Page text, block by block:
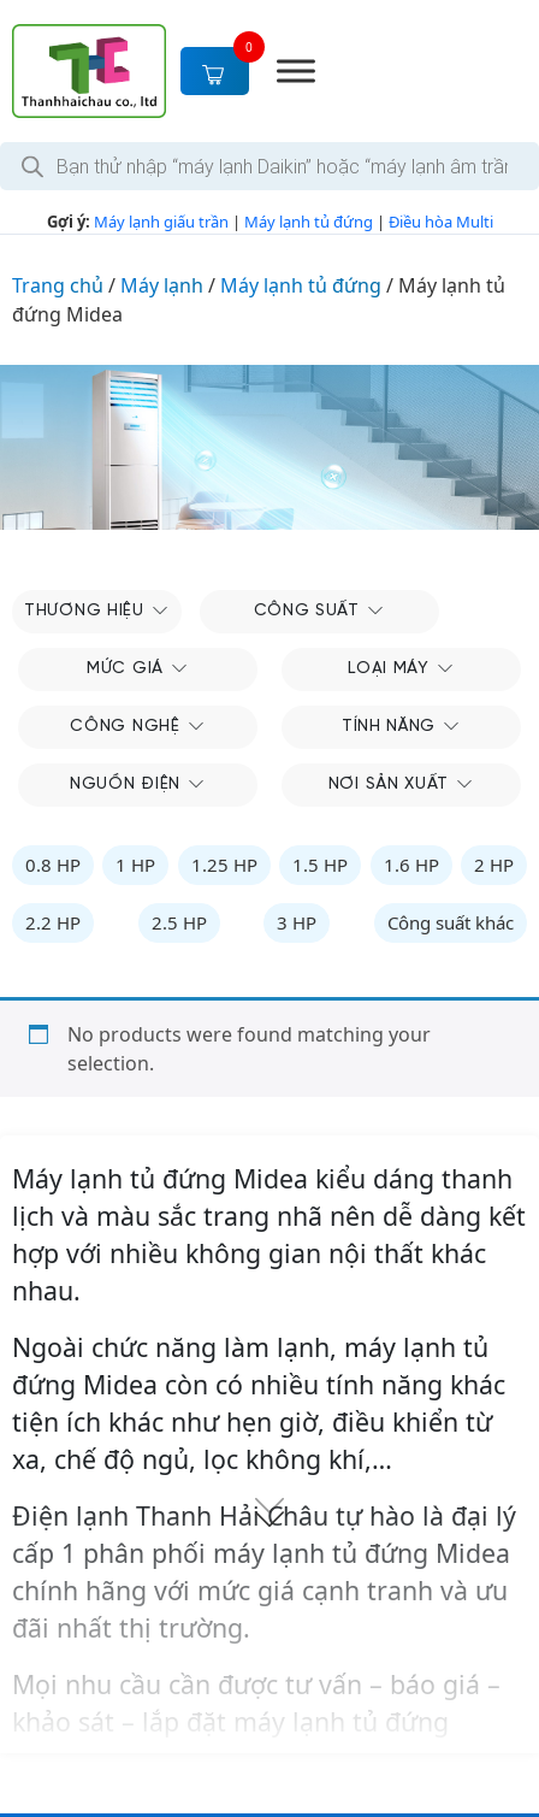
c
t
0
T
m
i
h
ẩ
Gợi ý: Máy lạnh giấu trần | Máy lạnh tủ đứng | Điều hòa Multi
Trang chủ / Máy lạnh / Máy lạnh tủ đứng / Máy lạnh tủ
đứng Midea
THƯƠNG HIỆU CÔNG SUẤT
MỨC GIÁ LOẠI MÁY
CÔNG NGHỆ TÍNH NĂNG
NGUỒN ĐIỆN NƠI SẢN XUẤT
0.8 HP 1 HP 1.25 HP 1.5 HP 1.6 HP 2 HP
2.2 HP 2.5 HP 3 HP Công suất khác
No products were found matching your
selection.
Máy lạnh tủ đứng Midea kiểu dáng thanh
lịch và màu sắc trang nhã nên dễ dàng kết
hợp với nhiều không gian nội thất khác
nhau.
Ngoài chức năng làm lạnh, máy lạnh tủ
đứng Midea còn có nhiều tính năng khác
tiện ích khác như hẹn giờ, điều khiển từ
xa, chế độ ngủ, lọc không khí,…
Điện lạnh Thanh Hải Châu tự hào là đại lý
cấp 1 phân phối máy lạnh tủ đứng Midea
chính hãng với mức giá cạnh tranh và ưu
đãi nhất thị trường.
Mọi nhu cầu cần được tư vấn – báo giá –
khảo sát – lắp đặt máy lạnh tủ đứng